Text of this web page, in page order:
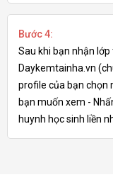
Bước 4:
Sau khi bạn nhận
Daykemtainha.vn
profile của bạn chọn
bạn muốn xem -
huynh học sinh liền